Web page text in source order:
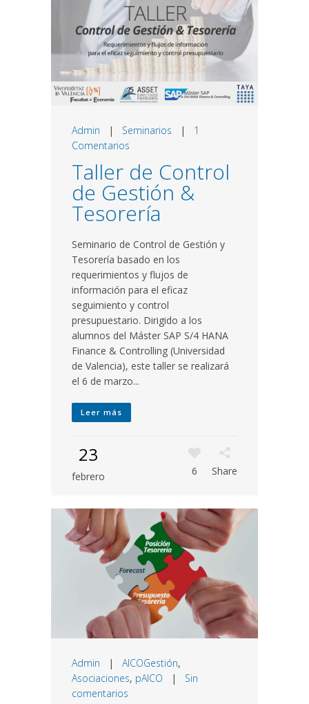
Admin | Seminarios | 1
Comentarios
Taller de Control
de Gestión &
Tesorería
Seminario de Control de Gestión y
Tesorería basado en los
requerimientos y flujos de
información para el eficaz
seguimiento y control
presupuestario. Dirigido a los
alumnos del Máster SAP S/4 HANA
Finance & Controlling (Universidad
de Valencia), este taller se realizará
el 6 de marzo...
Leer más
23
febrero 6 Share
Admin | AICOGestión,
Asociaciones, pAICO | Sin
comentarios